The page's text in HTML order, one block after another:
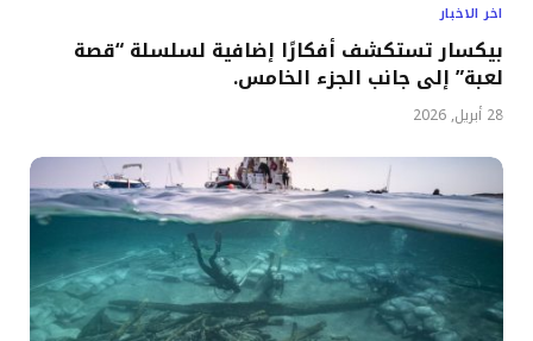
اخر الاخبار
بيكسار تستكشف أفكارًا إضافية لسلسلة “قصة
لعبة” إلى جانب الجزء الخامس.
28 أبريل, 2026